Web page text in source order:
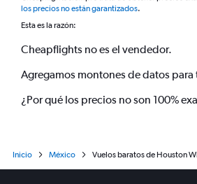
los precios no están garantizados.
Esta es la razón:
Cheapflights no es el vendedor.
Agregamos montones de datos para
¿Por qué los precios no son 100%
Inicio México Vuelos baratos de Houston